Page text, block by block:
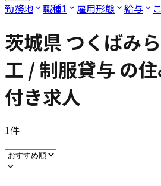
勤務地 職種1 雇用形態 給与
茨城県 つくばみ
工 / 制服貸与 の
付き求人
1件